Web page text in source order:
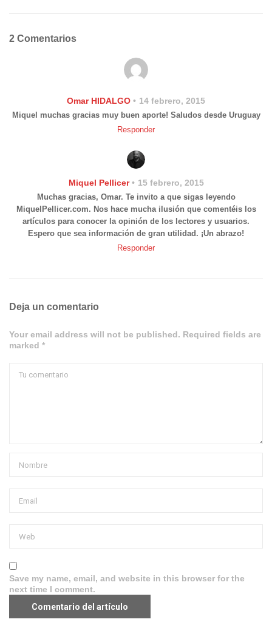
2 Comentarios
Omar HIDALGO 14 febrero, 2015
Miquel muchas gracias muy buen aporte! Saludos desde Uruguay
Responder
Miquel Pellicer 15 febrero, 2015
Muchas gracias, Omar. Te invito a que sigas leyendo
MiquelPellicer.com. Nos hace mucha ilusión que comentéis los
artículos para conocer la opinión de los lectores y usuarios.
Espero que sea información de gran utilidad. ¡Un abrazo!
Responder
Deja un comentario
Your email address will not be published. Required fields are
marked *
Save my name, email, and website in this browser for the
next time I comment.